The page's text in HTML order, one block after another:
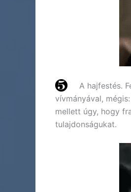
A hajfestés.
vívmányával,
mellett úgy, hogy
tulajdonságukat.